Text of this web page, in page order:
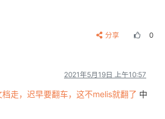
分享 0
2021年5月19日 上午10:57
走，迟早要翻车，这不melis就翻了 中